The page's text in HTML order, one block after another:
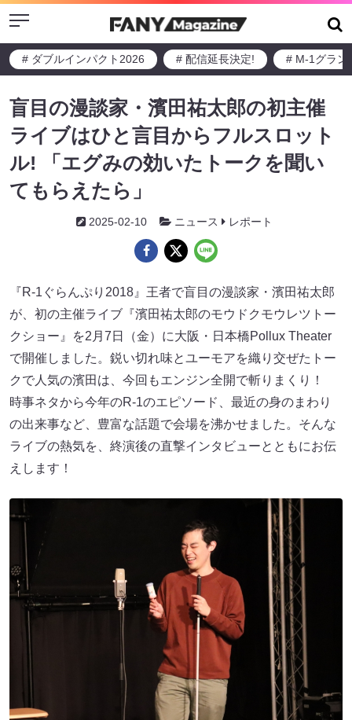
Menu
# ダブルインパクト2026 # 配信延長決定! # M-1グラン
盲目の漫談家・濱田祐太郎の初主催
ライブはひと言目からフルスロット
ル! 「エグみの効いたトークを聞い
てもらえたら」
2025-02-10 ニュース レポート
『R-1ぐらんぷり2018』王者で盲目の漫談家・濱田祐太郎
が、初の主催ライブ『濱田祐太郎のモウドクモウレツトー
クショー』を2月7日（金）に大阪・日本橋Pollux Theater
で開催しました。鋭い切れ味とユーモアを織り交ぜたトー
クで人気の濱田は、今回もエンジン全開で斬りまくり！
時事ネタから今年のR-1のエピソード、最近の身のまわり
の出来事など、豊富な話題で会場を沸かせました。そんな
ライブの熱気を、終演後の直撃インタビューとともにお伝
えします！